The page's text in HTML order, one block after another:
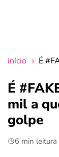
crédito
últimas
início É
É
mil a
golpe
6 min leitura